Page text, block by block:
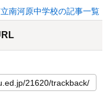
南河原中学校の記事一覧